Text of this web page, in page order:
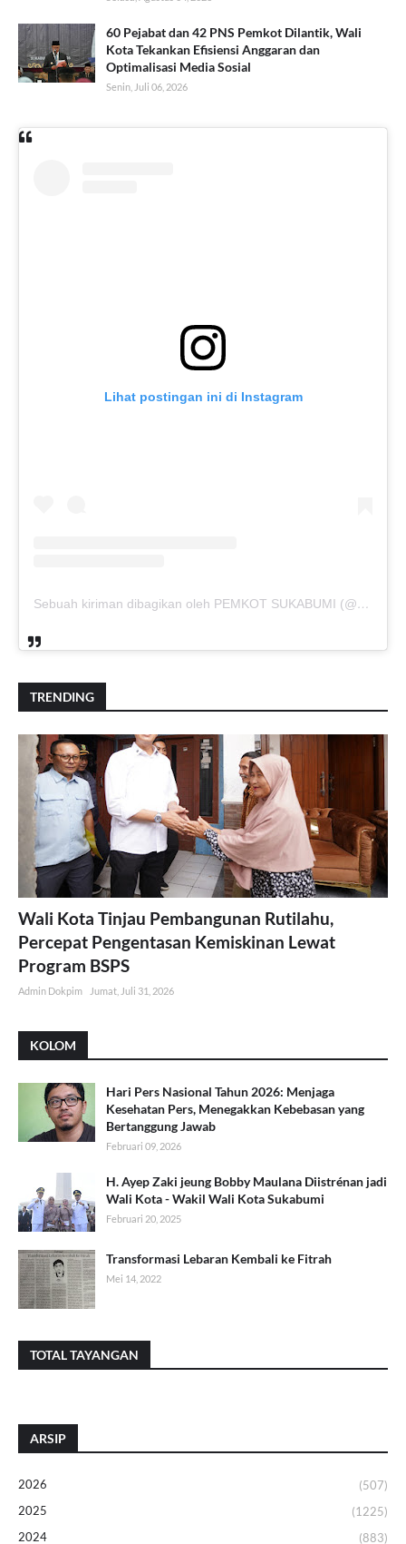
60 Pejabat dan 42 PNS Pemkot Dilantik, Wali
Kota Tekankan Efisiensi Anggaran dan
Optimalisasi Media Sosial
Senin, Juli 06, 2026
Lihat postingan ini di Instagram
Sebuah kiriman dibagikan oleh PEMKOT SUKABUMI (@pemkotsukabumi_)
TRENDING
Wali Kota Tinjau Pembangunan Rutilahu,
Percepat Pengentasan Kemiskinan Lewat
Program BSPS
Admin Dokpim Jumat, Juli 31, 2026
KOLOM
Hari Pers Nasional Tahun 2026: Menjaga
Kesehatan Pers, Menegakkan Kebebasan yang
Bertanggung Jawab
Februari 09, 2026
H. Ayep Zaki jeung Bobby Maulana Diistrénan jadi
Wali Kota - Wakil Wali Kota Sukabumi
Februari 20, 2025
Transformasi Lebaran Kembali ke Fitrah
Mei 14, 2022
TOTAL TAYANGAN
ARSIP
2026
(507)
2025
(1225)
2024
(883)